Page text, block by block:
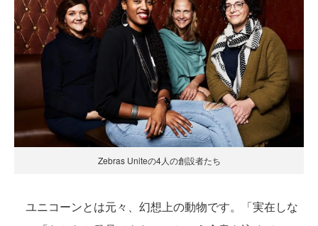
Zebras Uniteの4人の創設者たち
ユニコーンとは元々、幻想上の動物です。「実在しな